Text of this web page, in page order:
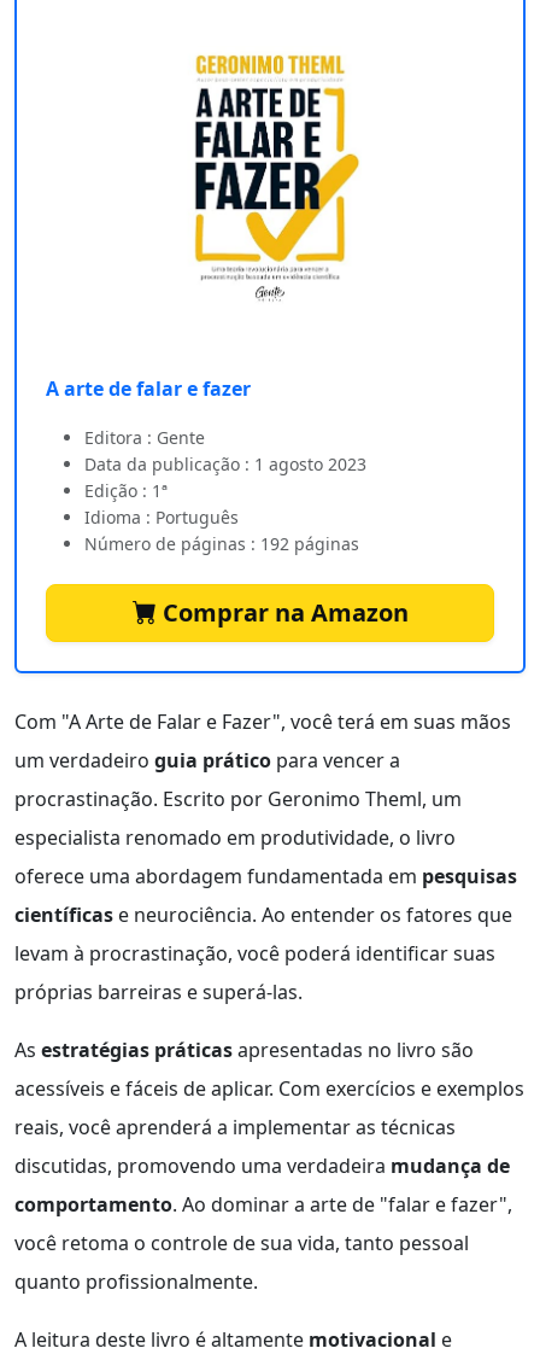
A arte de falar e fazer
Editora : Gente
Data da publicação : 1 agosto 2023
Edição : 1ª
Idioma : Português
Número de páginas : 192 páginas
Comprar na Amazon
Com "A Arte de Falar e Fazer", você terá em suas mãos
um verdadeiro guia prático para vencer a
procrastinação. Escrito por Geronimo Theml, um
especialista renomado em produtividade, o livro
oferece uma abordagem fundamentada em pesquisas
científicas e neurociência. Ao entender os fatores que
levam à procrastinação, você poderá identificar suas
próprias barreiras e superá-las.
As estratégias práticasapresentadas no livro são
acessíveis e fáceis de aplicar. Com exercícios e exemplos
reais, você aprenderá a implementar as técnicas
discutidas, promovendo uma verdadeira mudança de
comportamento. Ao dominar a arte de "falar e fazer",
você retoma o controle de sua vida, tanto pessoal
quanto profissionalmente.
A leitura deste livro é altamente motivacional e